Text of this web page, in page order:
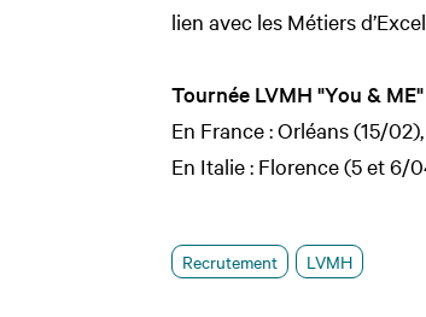
lien avec les Métiers
Tournée LVMH "You &
En France : Orléans (15/
En Italie : Florence (5 et 6/
Recrutement LVMH